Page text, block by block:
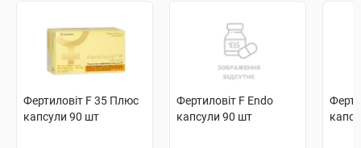
Фертиловіт F 35 Плюс
капсули 90 шт
Фертиловіт F Endo
капсули 90 шт